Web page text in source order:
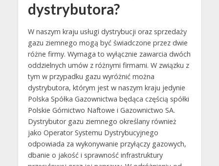
dystrybutora?
W naszym kraju usługi dystrybucji oraz sprzedaży
gazu ziemnego mogą być świadczone przez dwie
różne firmy. Wymaga to wyłącznie zawarcia dwóch
oddzielnych umów z różnymi firmami. W związku z
tym w przypadku gazu wyróżnić można
dystrybutora, którym jest w naszym kraju jedynie
Polska Spółka Gazownictwa będąca częścią spółki
Polskie Górnictwo Naftowe i Gazownictwo SA.
Dystrybutor gazu ziemnego określany również
jako Operator Systemu Dystrybucyjnego
odpowiada za wykonywanie przyłączy gazowych,
dbanie o jakość i sprawność infrastruktury